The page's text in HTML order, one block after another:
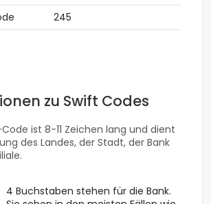
245
zu Swift Codes
Code ist 8-11 Zeichen lang und dient
des Landes, der Stadt, der Bank
4 Buchstaben stehen für die Bank.